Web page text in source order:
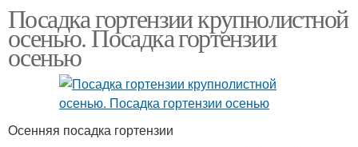
Посадка гортензии крупнолистной
осенью. Посадка гортензии
осенью
Осенняя посадка гортензии